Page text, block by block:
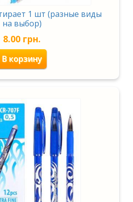
1 шт (разные виды
на выбор)
8.00 грн.
В корзину